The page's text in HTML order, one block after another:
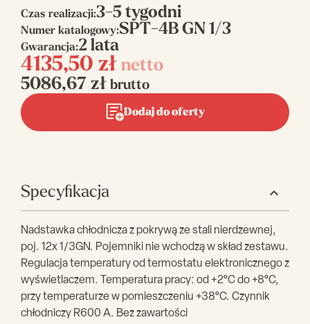
Czas realizacji:3-5 tygodni
Numer katalogowy:SPT-4B GN 1/3
Gwarancja:2 lata
4135,50 zł netto
5086,67 zł brutto
Dodaj do oferty
Specyfikacja
Nadstawka chłodnicza z pokrywą ze stali nierdzewnej,
poj. 12x 1/3GN. Pojemniki nie wchodzą w skład zestawu.
Regulacja temperatury od termostatu elektronicznego z
wyświetlaczem. Temperatura pracy: od +2°C do +8°C,
przy temperaturze w pomieszczeniu +38°C. Czynnik
chłodniczy R600 A. Bez zawartości